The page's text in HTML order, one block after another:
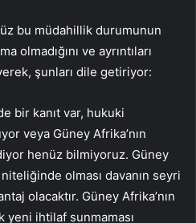
bu müdahillik durumunun
olmadığını ve ayrıntıları
şunları dile getiriyor:
bir kanıt var, hukuki
veya Güney Afrika’nın
henüz bilmiyoruz. Güney
olması davanın seyri
olacaktır. Güney Afrika’nın
ihtilaf sunmaması